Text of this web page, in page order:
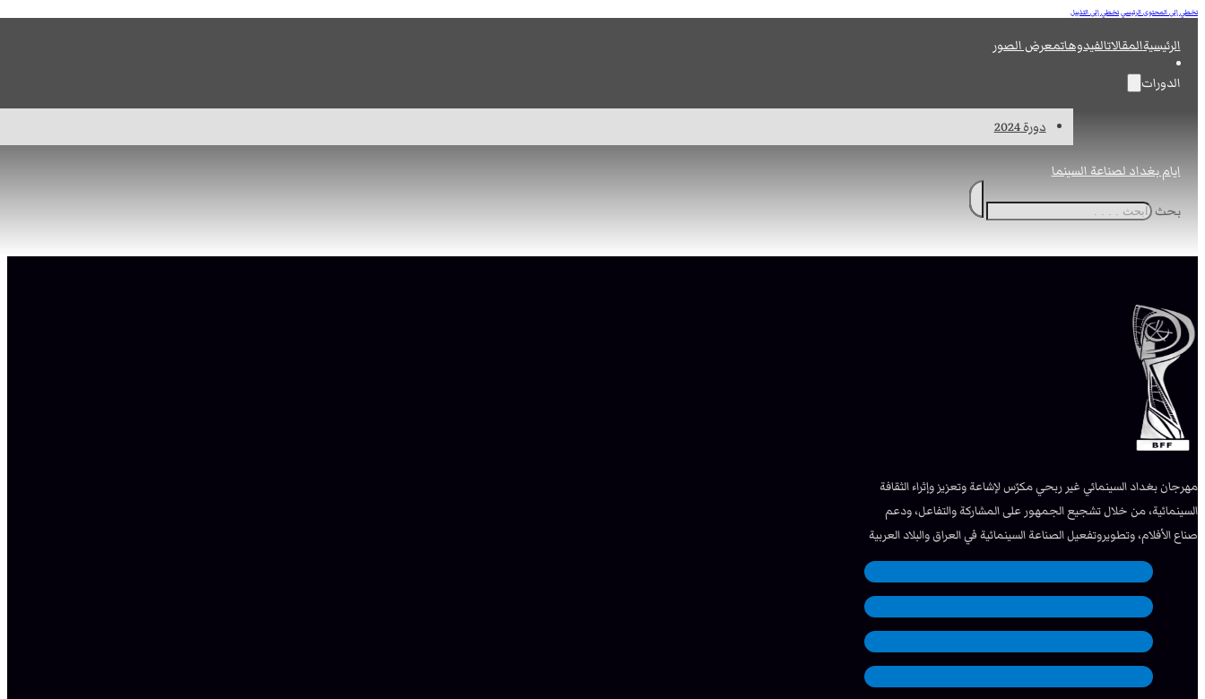
تخطي إلى المحتوى الرئيسيتخطي إلى التذييل
الرئيسيةالمقالاتالفيدوهاتمعرض الصور
الدورات
دورة 2024
ايام بغداد لصناعة السينما
بحث
مهرجان بغداد السينمائي غير ربحي مكرّس لإشاعة وتعزيز وإثراء الثقافة
السينمائية، من خلال تشجيع الجمهور على المشاركة والتفاعل، ودعم
صناع الأفلام، وتطويروتفعيل الصناعة السينمائية في العراق والبلاد العربية